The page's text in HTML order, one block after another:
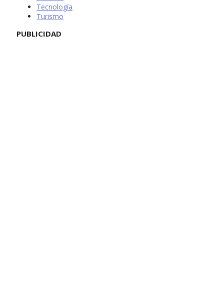
Tecnología
Turismo
PUBLICIDAD